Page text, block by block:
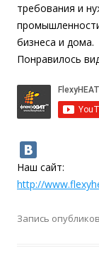
требования и
бизнеса и дома.
Понравилось
Наш сайт:
http://
Запись